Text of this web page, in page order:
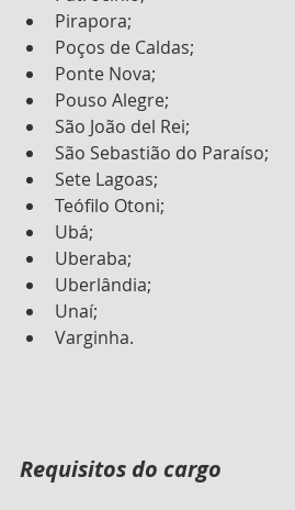
Pirapora;
Poços de Caldas;
Ponte Nova;
Pouso Alegre;
São João del Rei;
São Sebastião do Paraíso;
Sete Lagoas;
Teófilo Otoni;
Ubá;
Uberaba;
Uberlândia;
Unaí;
Varginha.
Requisitos do cargo